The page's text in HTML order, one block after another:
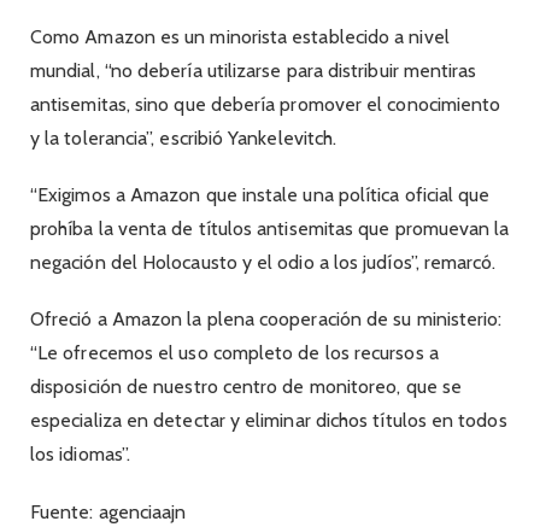
Como Amazon es un minorista establecido a nivel
mundial, “no debería utilizarse para distribuir mentiras
antisemitas, sino que debería promover el conocimiento
y la tolerancia”, escribió Yankelevitch.
“Exigimos a Amazon que instale una política oficial que
prohíba la venta de títulos antisemitas que promuevan la
negación del Holocausto y el odio a los judíos”, remarcó.
Ofreció a Amazon la plena cooperación de su ministerio:
“Le ofrecemos el uso completo de los recursos a
disposición de nuestro centro de monitoreo, que se
especializa en detectar y eliminar dichos títulos en todos
los idiomas”.
Fuente: agenciaajn